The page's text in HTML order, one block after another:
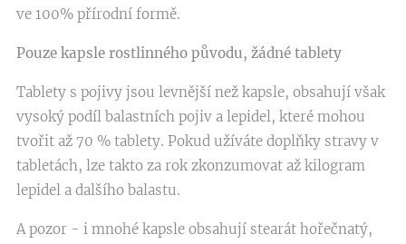
ve 100% přírodní formě.
Pouze kapsle rostlinného původu, žádné tablety
Tablety s pojivy jsou levnější než kapsle, obsahují však
vysoký podíl balastních pojiv a lepidel, které mohou
tvořit až 70 % tablety. Pokud užíváte doplňky stravy v
tabletách, lze takto za rok zkonzumovat až kilogram
lepidel a dalšího balastu.
A pozor - i mnohé kapsle obsahují stearát hořečnatý,